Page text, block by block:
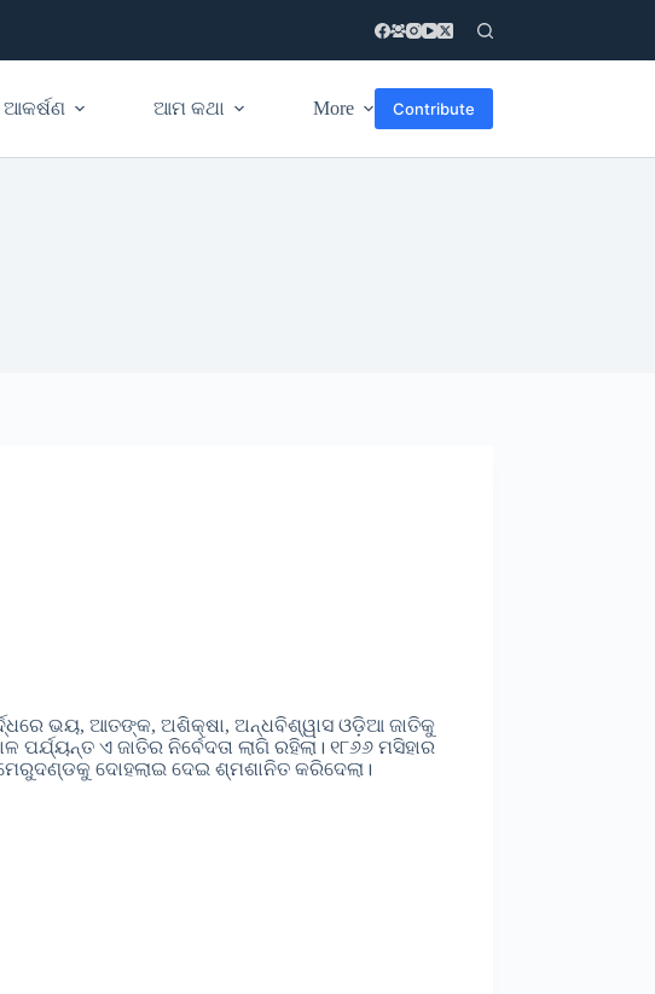
ଆମ କଥା More Contribute
ଭୟ, ଆତଙ୍କ, ଅଶିକ୍ଷା, ଅନ୍ଧବିଶ୍ୱାସ ଓଡ଼ିଆ ଜାତିକୁ
ଏ ଜାତିର ନିର୍ବେଦତା ଲାଗି ରହିଲା। ୧୮୬୬ ମସିହାର
ଦୋହଲାଇ ଦେଇ ଶ୍ମଶାନିତ କରିଦେଲା।